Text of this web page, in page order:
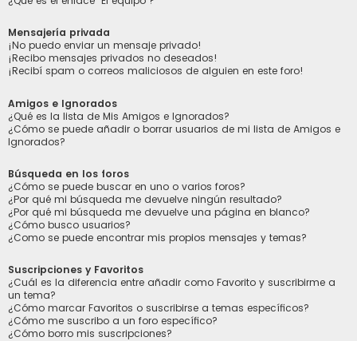
Mensajería privada
¡No puedo enviar un mensaje privado!
¡Recibo mensajes privados no deseados!
¡Recibí spam o correos maliciosos de alguien en este foro!
Amigos e Ignorados
¿Qué es la lista de Mis Amigos e Ignorados?
¿Cómo se puede añadir o borrar usuarios de mi lista de Amigos e
Ignorados?
Búsqueda en los foros
¿Cómo se puede buscar en uno o varios foros?
¿Por qué mi búsqueda me devuelve ningún resultado?
¿Por qué mi búsqueda me devuelve una página en blanco?
¿Cómo busco usuarios?
¿Como se puede encontrar mis propios mensajes y temas?
Suscripciones y Favoritos
¿Cuál es la diferencia entre añadir como Favorito y suscribirme a
un tema?
¿Cómo marcar Favoritos o suscribirse a temas específicos?
¿Cómo me suscribo a un foro específico?
¿Cómo borro mis suscripciones?